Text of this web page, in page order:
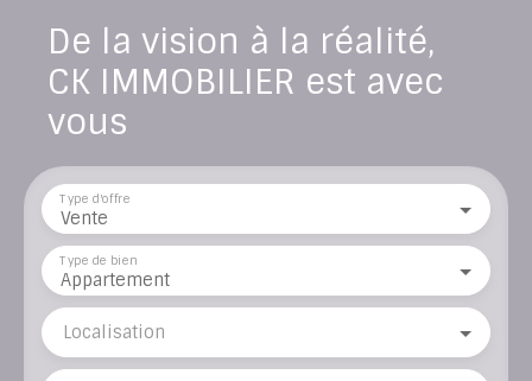
De la vision à la réalité,
CK IMMOBILIER est avec
vous
Vente
Type d'offre
Appartement
Type de bien
Localisation